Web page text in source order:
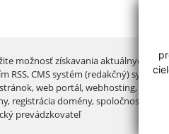
možnosť získavania aktuálnych
RSS, CMS systém (redakčný) systém
,web portál,webhosting,
, registrácia domény,spoločnosť
prevádzkovateľ